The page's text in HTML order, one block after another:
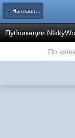
← На главную
Публикации
По